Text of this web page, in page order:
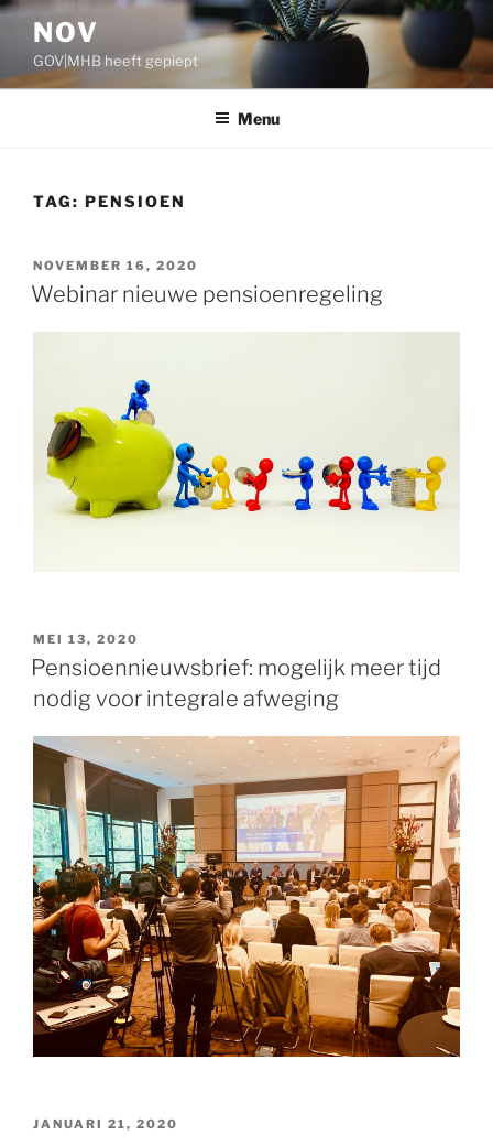
Ga
inhoud
NOV
GOV|MHB heeft gepiept
Menu
TAG: PENSIOEN
GEPLAATST
OP
NOVEMBER 16, 2020
Webinar nieuwe pensioenregeling
GEPLAATST
OP
MEI 13, 2020
Pensioennieuwsbrief: mogelijk meer tijd
nodig voor integrale afweging
GEPLAATST
JANUARI 21, 2020